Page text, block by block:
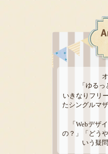
「ゆる
いきなりフリ
たシングルマ
「Webデザ
の？」「どう
いう疑